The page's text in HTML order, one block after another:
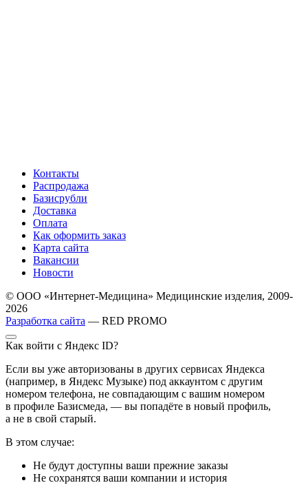
Контакты
Распродажа
Базисрубли
Доставка
Оплата
Как оформить заказ
Карта сайта
Вакансии
Новости
© ООО «Интернет-Медицина» Медицинские изделия, 2009-
2026
Разработка сайта — RED PROMO
Как войти с Яндекс ID?
Если вы уже авторизованы в других сервисах Яндекса
(например, в Яндекс Музыке) под аккаунтом с другим
номером телефона, не совпадающим с вашим номером
в профиле Базисмеда, — вы попадёте в новый профиль,
а не в свой старый.
В этом случае:
Не будут доступны ваши прежние заказы
Не сохранятся ваши компании и история